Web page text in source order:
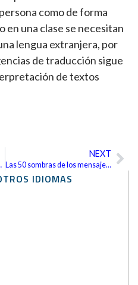
IDIOMAS
como de forma
en una clase se necesitan
lengua extranjera, por
de traducción sigue
de textos
3D?
NEXT
Las 50 sombras de los mensajes de texto